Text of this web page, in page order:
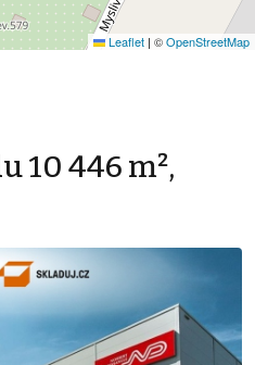
Leaflet | ©OpenStreetMap
10 446 m²,